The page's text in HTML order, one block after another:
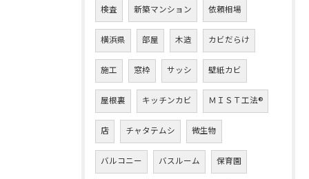
検査 新築マンション 依頼相場
横浜県 部屋 木造 カビだらけ
施工 窓枠 サッシ 壁紙カビ
屋根裏 キッチンカビ ＭＩＳＴ工法®
店 チャタテムシ 微生物
バルコニー バスルーム 保育園